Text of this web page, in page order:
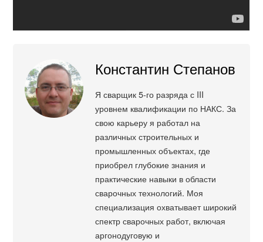
Константин Степанов
Я сварщик 5-го разряда с III
уровнем квалификации по НАКС. За
свою карьеру я работал на
различных строительных и
промышленных объектах, где
приобрел глубокие знания и
практические навыки в области
сварочных технологий. Моя
специализация охватывает широкий
спектр сварочных работ, включая
аргонодуговую и